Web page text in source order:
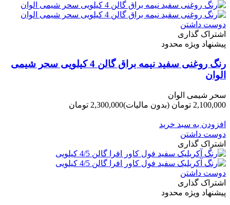
دوست داشتن
اشتراک گذاری
پیشنهاد ویژه محدود
رنگ روغنی سفید نیمه براق گالن 4 کیلویی سحر شیمی
الوان
سحر شیمی الوان
2,100,000 تومان
(بدون مالیات)2,300,000 تومان
افزودن به سبد خرید
دوست داشتن
اشتراک گذاری
دوست داشتن
اشتراک گذاری
پیشنهاد ویژه محدود